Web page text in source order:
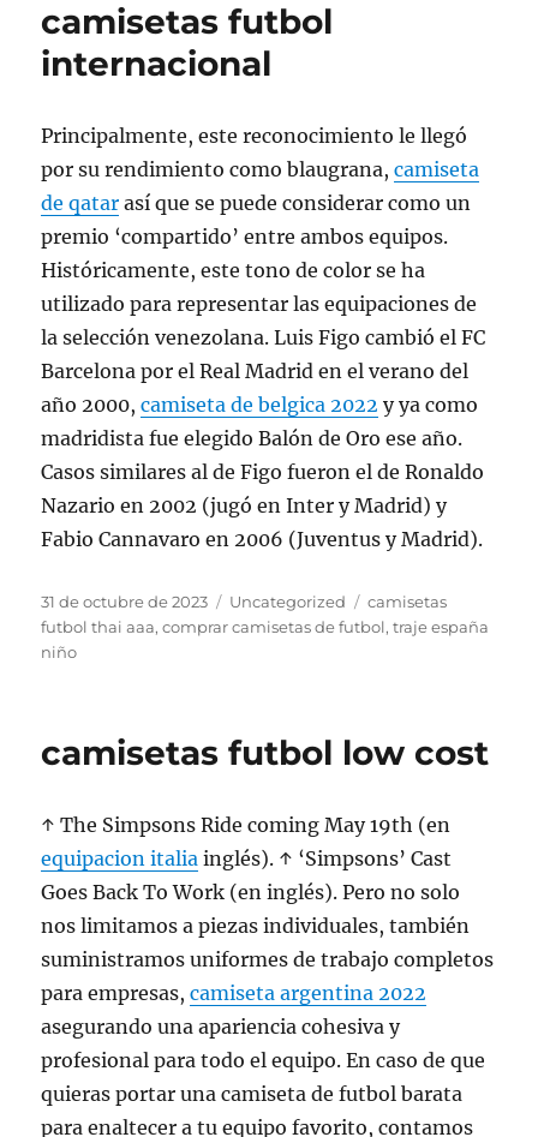
camisetas futbol
internacional
Principalmente, este reconocimiento le llegó
por su rendimiento como blaugrana,camiseta
de qatar así que se puede considerar como un
premio ‘compartido’ entre ambos equipos.
Históricamente, este tono de color se ha
utilizado para representar las equipaciones de
la selección venezolana. Luis Figo cambió el FC
Barcelona por el Real Madrid en el verano del
año 2000,camiseta de belgica 2022 y ya como
madridista fue elegido Balón de Oro ese año.
Casos similares al de Figo fueron el de Ronaldo
Nazario en 2002 (jugó en Inter y Madrid) y
Fabio Cannavaro en 2006 (Juventus y Madrid).
Publicado
el
31 de octubre de 2023 Categorías
Uncategorized Etiquetas
camisetas
futbol thai aaa,comprar camisetas de futbol,traje españa
niño
camisetas futbol low cost
↑ The Simpsons Ride coming May 19th (en
equipacion italia inglés). ↑ ‘Simpsons’ Cast
Goes Back To Work (en inglés). Pero no solo
nos limitamos a piezas individuales, también
suministramos uniformes de trabajo completos
para empresas,camiseta argentina 2022
asegurando una apariencia cohesiva y
profesional para todo el equipo. En caso de que
quieras portar una camiseta de futbol barata
para enaltecer a tu equipo favorito, contamos